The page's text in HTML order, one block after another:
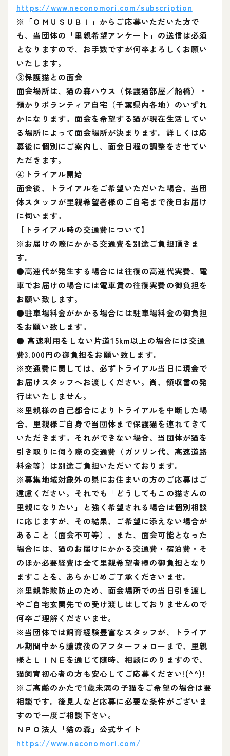
https://www.neconomori.com/subscription
※「ＯＭＵＳＵＢＩ」からご応募いただいた方で
も、当団体の「里親希望アンケート」の送信は必須
となりますので、お手数ですが何卒よろしくお願い
いたします。
③保護猫との面会
面会場所は、猫の森ハウス（保護猫部屋／船橋）・
預かりボランティア自宅（千葉県内各地）のいずれ
かになります。面会を希望する猫が現在生活してい
る場所によって面会場所が決まります。詳しくは応
募後に個別にご案内し、面会日程の調整をさせてい
ただきます。
④トライアル開始
面会後、トライアルをご希望いただいた場合、当団
体スタッフが里親希望者様のご自宅まで後日お届け
に伺います。
【トライアル時の交通費について】
※お届けの際にかかる交通費を別途ご負担頂きま
す。
●高速代が発生する場合には往復の高速代実費、電
車でお届けの場合には電車賃の往復実費の御負担を
お願い致します。
●駐車場料金がかかる場合には駐車場料金の御負担
をお願い致します。
● 高速利用をしない片道15km以上の場合には交通
費3.000円の御負担をお願い致します。
※交通費に関しては、必ずトライアル当日に現金で
お届けスタッフへお渡しください。尚、領収書の発
行はいたしません。
※里親様の自己都合によりトライアルを中断した場
合、里親様ご自身で当団体まで保護猫を連れてきて
いただきます。それができない場合、当団体が猫を
引き取りに伺う際の交通費（ガソリン代、高速道路
料金等）は別途ご負担いただいております。
※募集地域対象外の県にお住まいの方のご応募はご
遠慮ください。それでも「どうしてもこの猫さんの
里親になりたい」と強く希望される場合は個別相談
に応じますが、その結果、ご希望に添えない場合が
あること（面会不可等）、また、面会可能となった
場合には、猫のお届けにかかる交通費・宿泊費・そ
のほか必要経費は全て里親希望者様の御負担となり
ますことを、あらかじめご了承くださいませ。
※里親詐欺防止のため、面会場所での当日引き渡し
やご自宅玄関先での受け渡しはしておりませんので
何卒ご理解くださいませ。
※当団体では飼育経験豊富なスタッフが、トライア
ル期間中から譲渡後のアフターフォローまで、里親
様とＬＩＮＥを通じて随時、相談にのりますので、
猫飼育初心者の方も安心してご応募ください!(^^)!
※ご高齢のかたで1歳未満の子猫をご希望の場合は要
相談です。後見人など応募に必要な条件がございま
すので一度ご相談下さい。
ＮＰＯ法人「猫の森」公式サイト
https://www.neconomori.com/